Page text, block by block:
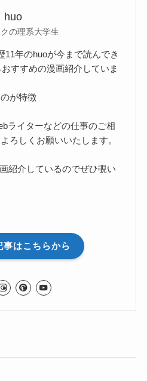
huo
の理系大学生
11年のhuoが今まで読んでき
すすめの漫画紹介していま
が特徴
ライターなどの仕事のご相
ろしくお願いいたします。
紹介しているのでぜひ覗い
事はこちらから